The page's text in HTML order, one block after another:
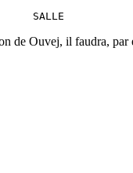
UV	TYPE(C,D ou T)	GROUPE	JOUR(LUN, MAR, MER, JEU, VEN, SAM, DIM)	DEBUT	FIN	SEMAINE(T, A ou B)	SALLE
de Ouvej, il faudra, par